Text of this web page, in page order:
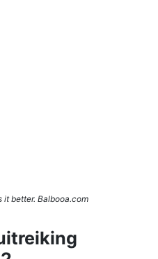
it better. Balbooa.com